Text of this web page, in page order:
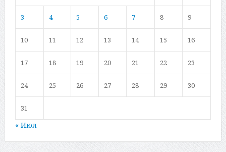
3 4 5 6 7 8 9
10 11 12 13 14 15 16
17 18 19 20 21 22 23
24 25 26 27 28 29 30
31
« Июл